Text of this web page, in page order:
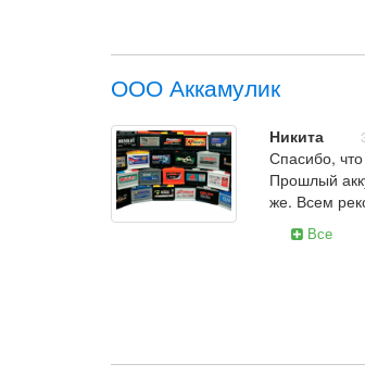
ООО Аккамулик
Никита
Спасибо,
Прошлый
же. Всем
Все